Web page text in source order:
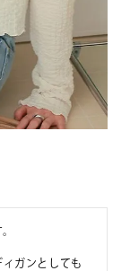
ガンとしても